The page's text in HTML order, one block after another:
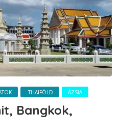
-THAIFÖLD ÁZSIA
Bangkok,